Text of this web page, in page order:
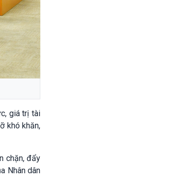
giá trị tài
khó khăn,
chặn, đẩy
Nhân dân